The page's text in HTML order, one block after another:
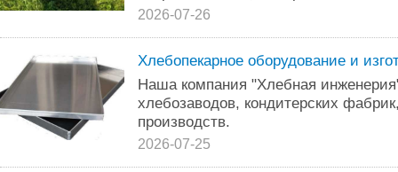
2026-07-26
Хлебопекарное оборудование и
Наша компания "Хлебная
хлебозаводов, кондитерских
производств.
2026-07-25